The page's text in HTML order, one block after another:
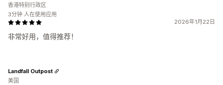
2026年1月22日
非常好用，值得推荐！
香港特别行政区
3分钟 人在使用应用
Landfall Outpost
美国